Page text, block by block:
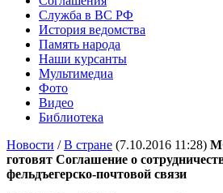
Служба в ВС РФ
История ведомства
Память народа
Наши курсанты
Мультимедиа
Фото
Видео
Библиотека
Новости /В стране (7.10.2016 11:28)
готовят Соглашение о
фельдъегерско-почтовой связи